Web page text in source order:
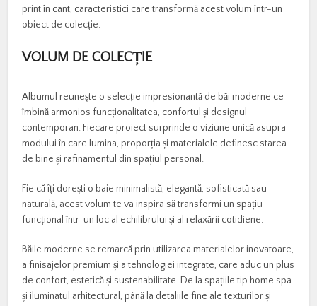
print în cant, caracteristici care transformă acest volum într-un
obiect de colecție.
VOLUM DE COLECȚIE
Albumul reunește o selecție impresionantă de băi moderne ce
îmbină armonios funcționalitatea, confortul și designul
contemporan. Fiecare proiect surprinde o viziune unică asupra
modului în care lumina, proporția și materialele definesc starea
de bine și rafinamentul din spațiul personal.
Fie că îți dorești o baie minimalistă, elegantă, sofisticată sau
naturală, acest volum te va inspira să transformi un spațiu
funcțional într-un loc al echilibrului și al relaxării cotidiene.
Băile moderne se remarcă prin utilizarea materialelor inovatoare,
a finisajelor premium și a tehnologiei integrate, care aduc un plus
de confort, estetică și sustenabilitate. De la spațiile tip home spa
și iluminatul arhitectural, până la detaliile fine ale texturilor și